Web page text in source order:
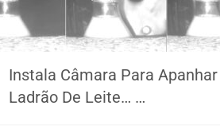
Instala Câmara Para Apanhar
Ladrão De Leite… …